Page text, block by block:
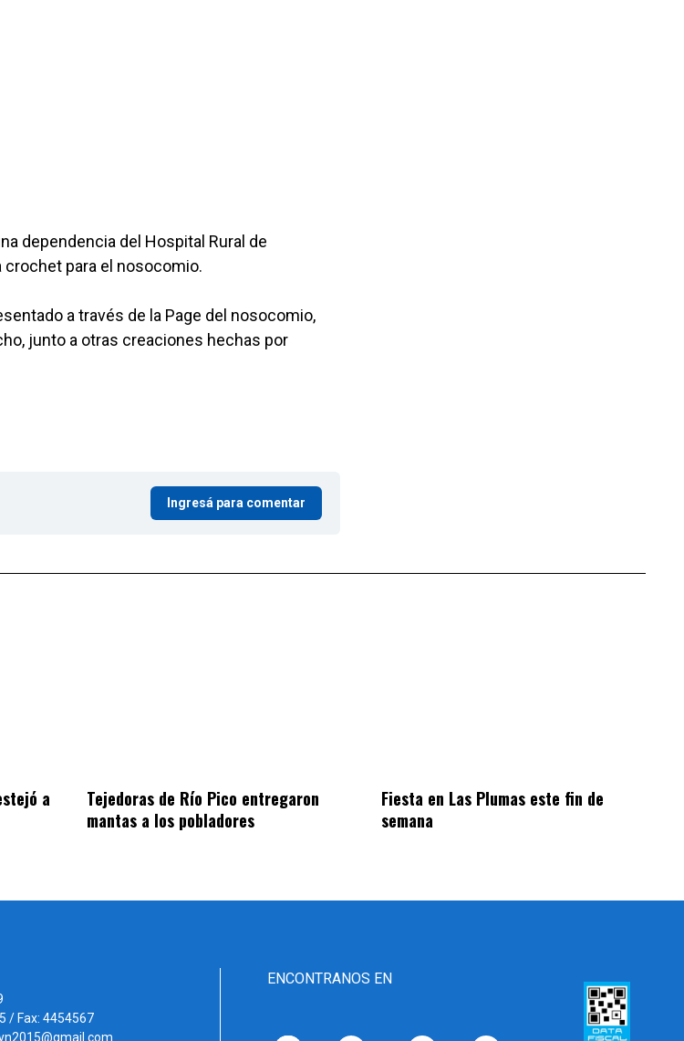
dependencia del Hospital Rural de
crochet para el nosocomio.
a través de la Page del nosocomio,
junto a otras creaciones hechas por
Ingresá para comentar
a
Tejedoras de Río Pico entregaron
mantas a los pobladores
Fiesta en Las Plumas este fin de
semana
/ Fax: 4454567
ENCONTRANOS EN